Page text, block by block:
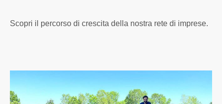
Scopri il percorso di crescita della nostra rete di imprese.